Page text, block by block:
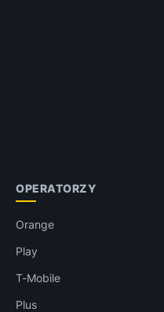
OPERATORZY
Orange
Play
T-Mobile
Plus